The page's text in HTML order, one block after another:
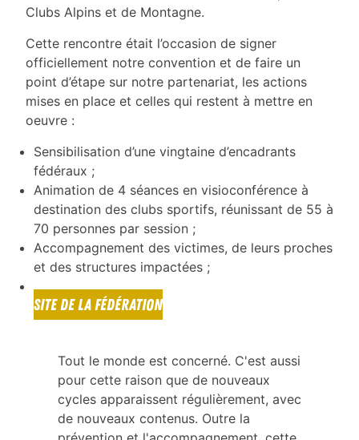
Clubs Alpins et de Montagne.
Cette rencontre était l’occasion de signer
officiellement notre convention et de faire un
point d’étape sur notre partenariat, les actions
mises en place et celles qui restent à mettre en
oeuvre :
Sensibilisation d’une vingtaine d’encadrants
fédéraux ;
Animation de 4 séances en visioconférence à
destination des clubs sportifs, réunissant de 55 à
70 personnes par session ;
Accompagnement des victimes, de leurs proches
et des structures impactées ;
…
SITE DE LA FÉDÉRATION
Tout le monde est concerné. C'est aussi
pour cette raison que de nouveaux
cycles apparaissent régulièrement, avec
de nouveaux contenus. Outre la